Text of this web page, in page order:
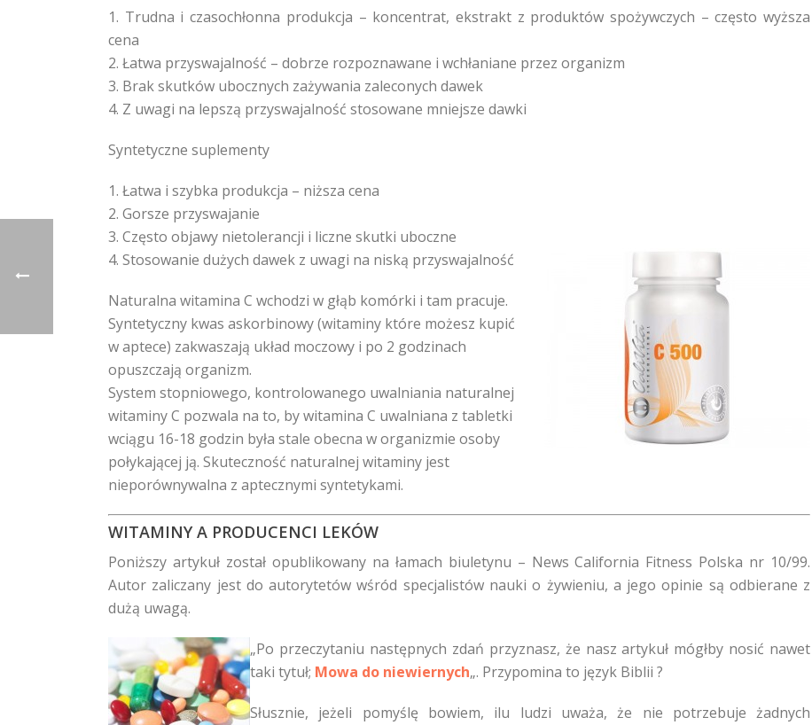
1. Trudna i czasochłonna produkcja – koncentrat, ekstrakt z produktów spożywczych – często wyższa
cena
2. Łatwa przyswajalność – dobrze rozpoznawane i wchłaniane przez organizm
3. Brak skutków ubocznych zażywania zaleconych dawek
4. Z uwagi na lepszą przyswajalność stosowane mniejsze dawki
Syntetyczne suplementy
1. Łatwa i szybka produkcja – niższa cena
2. Gorsze przyswajanie
3. Często objawy nietolerancji i liczne skutki uboczne
4. Stosowanie dużych dawek z uwagi na niską przyswajalność
Naturalna witamina C wchodzi w głąb komórki i tam pracuje.
Syntetyczny kwas askorbinowy (witaminy które możesz kupić
w aptece) zakwaszają układ moczowy i po 2 godzinach
opuszczają organizm.
System stopniowego, kontrolowanego uwalniania naturalnej
witaminy C pozwala na to, by witamina C uwalniana z tabletki
wciągu 16-18 godzin była stale obecna w organizmie osoby
połykającej ją. Skuteczność naturalnej witaminy jest
nieporównywalna z aptecznymi syntetykami.
WITAMINY A PRODUCENCI LEKÓW
Poniższy artykuł został opublikowany na łamach biuletynu – News California Fitness Polska nr 10/99.
Autor zaliczany jest do autorytetów wśród specjalistów nauki o żywieniu, a jego opinie są odbierane z
dużą uwagą.
„Po przeczytaniu następnych zdań przyznasz, że nasz artykuł mógłby nosić nawet
taki tytuł; Mowa do niewiernych„. Przypomina to język Biblii ?
Słusznie, jeżeli pomyślę bowiem, ilu ludzi uważa, że nie potrzebuje żadnych